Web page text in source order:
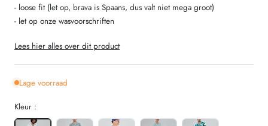
- loose fit (let op, brava is Spaans, dus valt niet mega groot)
- let op onze wasvoorschriften
Lees hier alles over dit product
Lage voorraad
Kleur :